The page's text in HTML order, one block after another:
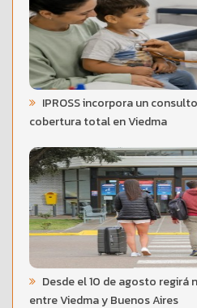
IPROSS incorpora un
cobertura total en Viedma
Desde el 10 de agosto regirá
entre Viedma y Buenos Aires